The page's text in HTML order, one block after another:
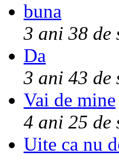
buna
3 ani 38 de
Da
3 ani 43 de
Vai de mine
4 ani 25 de
Uite ca nu